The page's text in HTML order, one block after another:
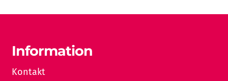
Information
Kontakt